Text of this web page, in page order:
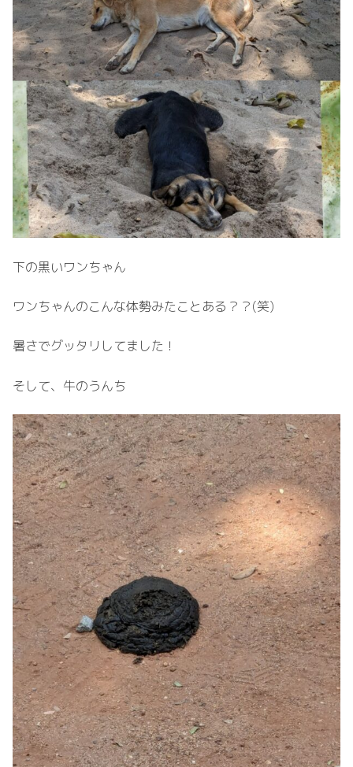
下の黒いワンちゃん
ワンちゃんのこんな体勢みたことある？？(笑)
暑さでグッタリしてました！
そして、牛のうんち